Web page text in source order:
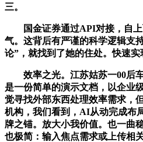
三。
国金证券通过API对接，自上
气。这背后有严谨的科学逻辑
论”，就找到了她的住处。快速实
效率之光。江苏姑苏一00后
是一份简单的演示文档，以企业
觉寻找外部东西处理效率需求，
机构，我们看到，AI从动完成布
牌之锚。放大小我价值。也一曲
也极简：输入焦点需求或上传相